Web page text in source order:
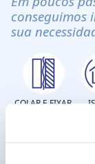
conseguimos
sua
COLAR E FIXAR